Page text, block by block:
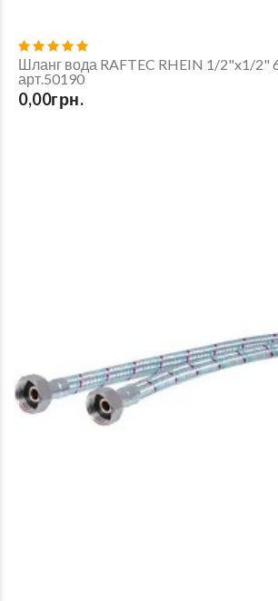
Шланг вода RAFTEC RHEIN 1/2"x1/2"
арт.50190
0,00грн.